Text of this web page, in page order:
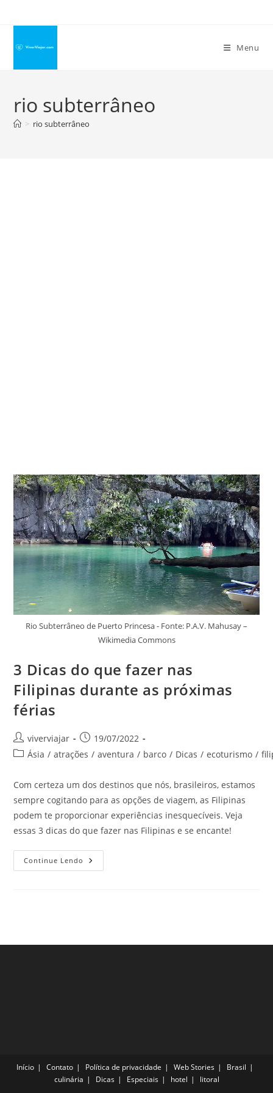
conteúdo
Menu
rio subterrâneo
> rio subterrâneo
Rio Subterrâneo de Puerto Princesa - Fonte: P.A.V. Mahusay –
Wikimedia Commons
3 Dicas do que fazer nas
Filipinas durante as próximas
férias
Autor
do
viverviajar
Post
publicado:
19/07/2022
Categoria
post:
Ásia / atrações / aventura / barco / Dicas / ecoturismo /
Com certeza um dos destinos que nós, brasileiros, estamos
sempre cogitando para as opções de viagem, as Filipinas
podem te proporcionar experiências inesquecíveis. Veja
essas 3 dicas do que fazer nas Filipinas e se encante!
Continue Lendo
Dicas
Férias
Início Contato Política de privacidade Web Stories
Brasil
culinária
Dicas Especiais hotel litoral